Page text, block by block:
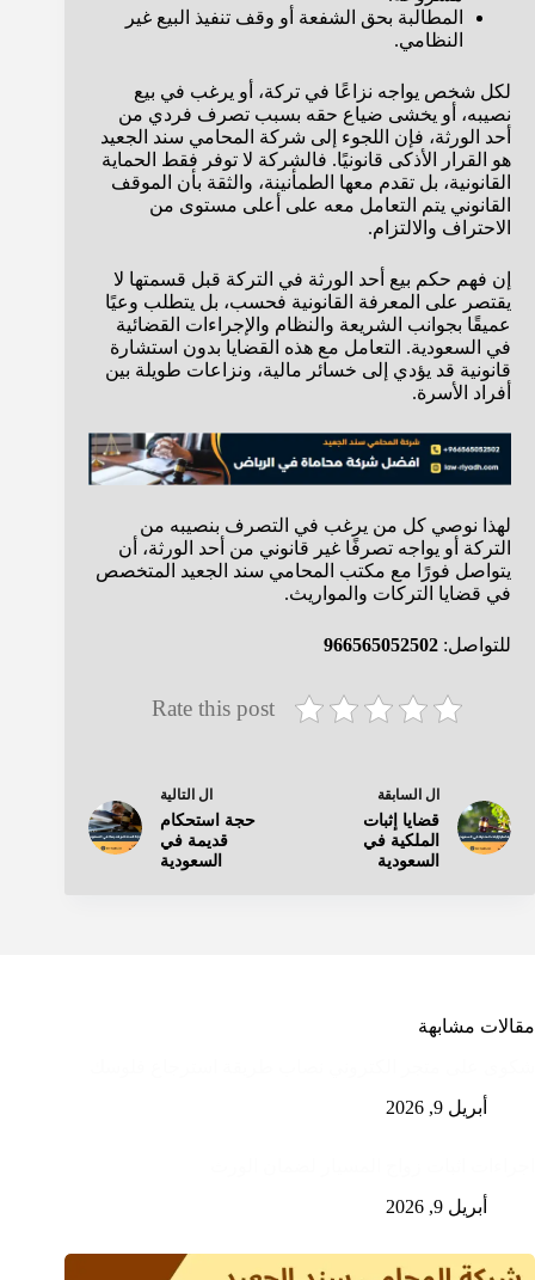
المطالبة بحق الشفعة أو وقف تنفيذ البيع غير
النظامي.
لكل شخص يواجه نزاعًا في تركة، أو يرغب في بيع
نصيبه، أو يخشى ضياع حقه بسبب تصرف فردي من
أحد الورثة، فإن اللجوء إلى شركة المحامي سند الجعيد
هو القرار الأذكى قانونيًا. فالشركة لا توفر فقط الحماية
القانونية، بل تقدم معها الطمأنينة، والثقة بأن الموقف
القانوني يتم التعامل معه على أعلى مستوى من
الاحتراف والالتزام.
إن فهم حكم بيع أحد الورثة في التركة قبل قسمتها لا
يقتصر على المعرفة القانونية فحسب، بل يتطلب وعيًا
عميقًا بجوانب الشريعة والنظام والإجراءات القضائية
في السعودية. التعامل مع هذه القضايا بدون استشارة
قانونية قد يؤدي إلى خسائر مالية، ونزاعات طويلة بين
أفراد الأسرة.
لهذا نوصي كل من يرغب في التصرف بنصيبه من
التركة أو يواجه تصرفًا غير قانوني من أحد الورثة، أن
يتواصل فورًا مع مكتب المحامي سند الجعيد المتخصص
في قضايا التركات والمواريث.
للتواصل: 966565052502
Rate this post
ال السابقة
قضايا إثبات
الملكية في
السعودية
ال التالية
حجة استحكام
قديمة في
السعودية
مقالات مشابهة
أبريل 9, 2026
أبريل 9, 2026